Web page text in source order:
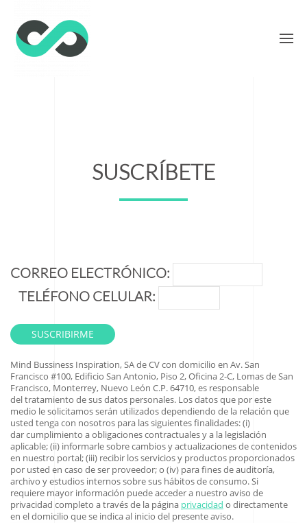
SUSCRÍBETE
CORREO ELECTRÓNICO:
TELÉFONO CELULAR:
Mind Bussiness Inspiration, SA de CV con domicilio en Av. San
Francisco #100, Edificio San Antonio, Piso 2, Oficina 2-C, Lomas de San
Francisco, Monterrey, Nuevo León C.P. 64710, es responsable
del tratamiento de sus datos personales. Los datos que por este
medio le solicitamos serán utilizados dependiendo de la relación que
usted tenga con nosotros para las siguientes finalidades: (i)
dar cumplimiento a obligaciones contractuales y a la legislación
aplicable; (ii) informarle sobre cambios y actualizaciones de contenidos
en nuestro portal; (iii) recibir los servicios y productos proporcionados
por usted en caso de ser proveedor; o (iv) para fines de auditoría,
archivo y estudios internos sobre sus hábitos de consumo. Si
requiere mayor información puede acceder a nuestro aviso de
privacidad completo a través de la página privacidad o directamente
en el domicilio que se indica al inicio del presente aviso.